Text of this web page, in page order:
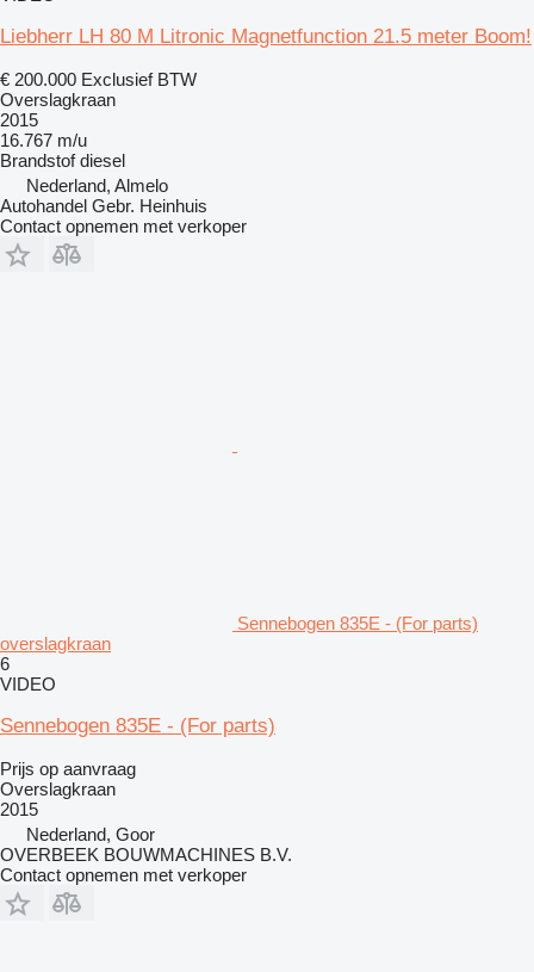
Liebherr LH 80 M Litronic Magnetfunction 21.5 meter Boom!
€ 200.000 Exclusief BTW
Overslagkraan
2015
16.767 m/u
Brandstof diesel
Nederland, Almelo
Autohandel Gebr. Heinhuis
Contact opnemen met verkoper
Sennebogen 835E - (For parts)
overslagkraan
6
VIDEO
Sennebogen 835E - (For parts)
Prijs op aanvraag
Overslagkraan
2015
Nederland, Goor
OVERBEEK BOUWMACHINES B.V.
Contact opnemen met verkoper